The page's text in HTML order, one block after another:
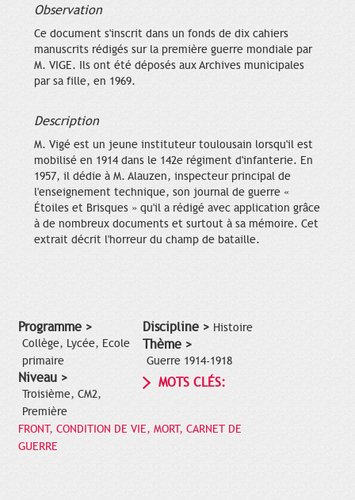
Observation
Ce document s'inscrit dans un fonds de dix cahiers
manuscrits rédigés sur la première guerre mondiale par
M. VIGE. Ils ont été déposés aux Archives municipales
par sa fille, en 1969.
Description
M. Vigé est un jeune instituteur toulousain lorsqu'il est
mobilisé en 1914 dans le 142e régiment d'infanterie. En
1957, il dédie à M. Alauzen, inspecteur principal de
l'enseignement technique, son journal de guerre «
Étoiles et Brisques » qu'il a rédigé avec application grâce
à de nombreux documents et surtout à sa mémoire. Cet
extrait décrit l'horreur du champ de bataille.
Programme >
Collège, Lycée, Ecole
primaire
Niveau >
Troisième, CM2,
Première
Discipline > Histoire
Thème >
Guerre 1914-1918
MOTS CLÉS:
FRONT, CONDITION DE VIE, MORT, CARNET DE
GUERRE